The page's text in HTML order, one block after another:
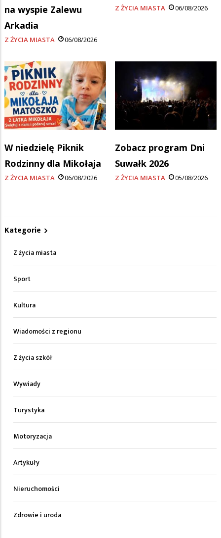
na wyspie Zalewu
Arkadia
Z ŻYCIA MIASTA 06/08/2026
Z ŻYCIA MIASTA 06/08/2026
W niedzielę Piknik
Rodzinny dla Mikołaja
Z ŻYCIA MIASTA 06/08/2026
Zobacz program Dni
Suwałk 2026
Z ŻYCIA MIASTA 05/08/2026
Kategorie
Z życia miasta
Sport
Kultura
Wiadomości z regionu
Z życia szkół
Wywiady
Turystyka
Motoryzacja
Artykuły
Nieruchomości
Zdrowie i uroda